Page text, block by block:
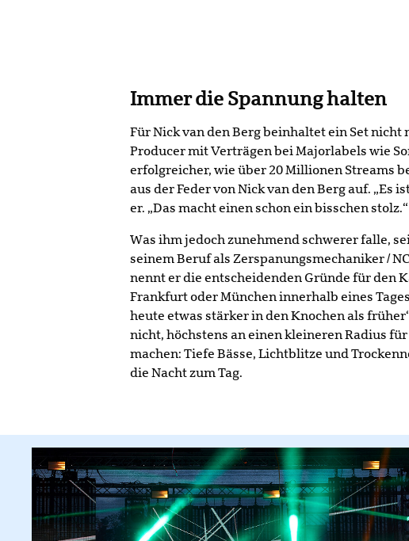
Immer die Spannung halten
Für Nick van den Berg beinhaltet ein Set nicht
Producer mit Verträgen bei Majorlabels wie
erfolgreicher, wie über 20 Millionen Streams
aus der Feder von Nick van den Berg auf.
er. „Das macht einen schon ein bisschen stolz.“
Was ihm jedoch zunehmend schwerer falle,
seinem Beruf als Zerspanungsmechaniker /
nennt er die entscheidenden Gründe für den
Frankfurt oder München innerhalb eines
heute etwas stärker in den Knochen als
nicht, höchstens an einen kleineren Radius
machen: Tiefe Bässe, Lichtblitze und
die Nacht zum Tag.